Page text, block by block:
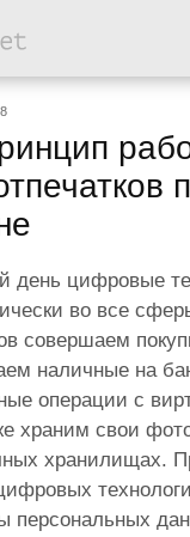
день цифровые
во все
совершаем
наличные на
операции с
храним свои
хранилищах.
персональных